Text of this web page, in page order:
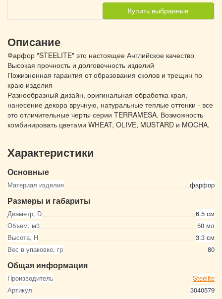
Купить выбранные
Описание
Фарфор "STEELITE" это настоящее Английское качество
Высокая прочность и долговечность изделий
Пожизненная гарантия от образования сколов и трещин по
краю изделия
Разнообразный дизайн, оригинальная обработка края,
нанесение декора вручную, натуральные теплые оттенки - все
это отличительные черты серии TERRAMESA. Возможность
комбинировать цветами WHEAT, OLIVE, MUSTARD и MOCHA.
Характеристики
Основные
Материал изделия фарфор
Размеры и габариты
Диаметр, D
6.5 см
Объем, м3
50 мл
Высота, Н
3.3 см
Вес в упаковке, гр
80
Общая информация
Производитель
Steelite
Артикул
3040579